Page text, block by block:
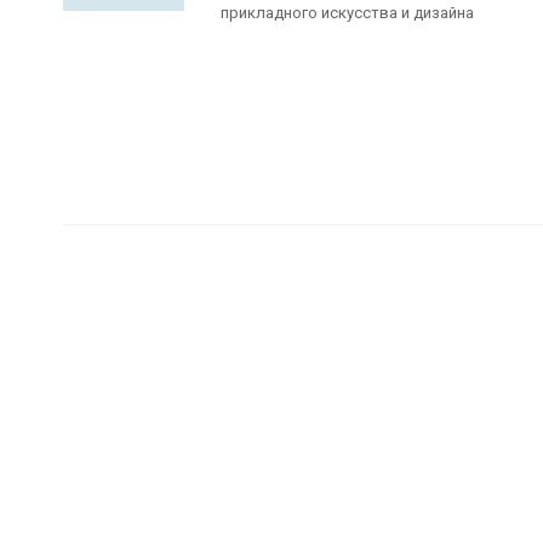
прикладного искусства и дизайна